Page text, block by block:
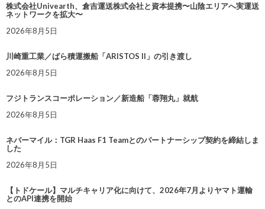
株式会社Univearth、倉吉運送株式会社と資本提携〜山陰エリアへ実運送
ネットワークを拡大〜
2026年8月5日
川崎重工業／ばら積運搬船「ARISTOS II」の引き渡し
2026年8月5日
フジトランスコーポレーション／新造船「蓉翔丸」就航
2026年8月5日
ネバーマイル：TGR Haas F1 Teamとのパートナーシップ契約を締結しま
した
2026年8月5日
【トドケール】マルチキャリア化に向けて、2026年7月よりヤマト運輸
とのAPI連携を開始